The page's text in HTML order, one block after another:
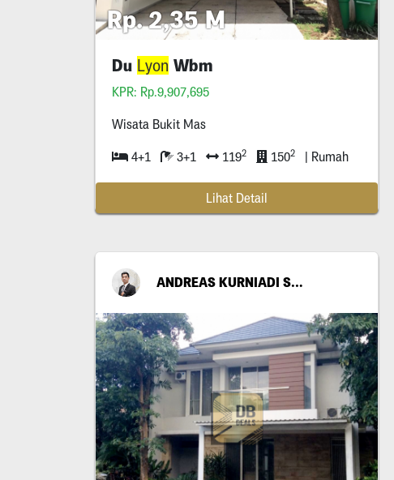
Rp. 2,35 M
Du Lyon Wbm
KPR: Rp.9,907,695
Wisata Bukit Mas
4+1 3+1 1192 1502 | Rumah
Lihat Detail
ANDREAS KURNIADI SANTOSO